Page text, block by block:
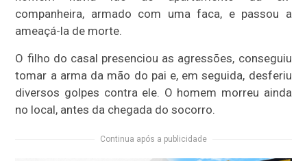
companheira, armado com uma faca, e passou a
ameaçá-la de morte.
O filho do casal presenciou as agressões, conseguiu
tomar a arma da mão do pai e, em seguida, desferiu
diversos golpes contra ele. O homem morreu ainda
no local, antes da chegada do socorro.
Continua após a publicidade